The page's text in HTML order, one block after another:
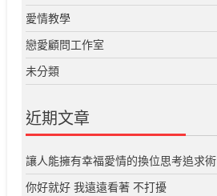
愛情教學
戀愛顧問工作室
未分類
近期文章
讓人能擁有幸福愛情的換位思考追求術
你好就好 我遠遠看著 不打擾